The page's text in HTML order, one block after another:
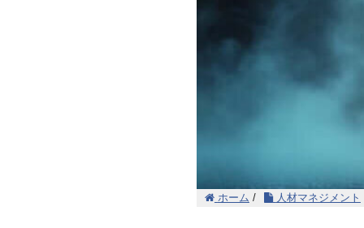
ホーム / 人材マネジメント